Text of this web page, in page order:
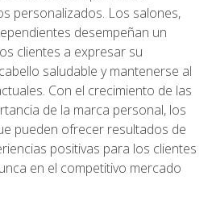
personalizados. Los salones,
desempeñan un
clientes a expresar su
saludable y mantenerse al
Con el crecimiento de las
de la marca personal, los
pueden ofrecer resultados de
positivas para los clientes
en el competitivo mercado